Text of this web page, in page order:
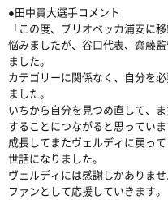
●田中貴大選手コメント
「この度、ブリオベッカ浦安に
悩みましたが、谷口代表、齋藤
ました。
カテゴリーに関係なく、自分を
ました。
いちから自分を見つめ直して、
することにつながると思っていま
成長してまたヴェルディに戻っ
世話になりました。
ヴェルディには感謝しかありま
ファンとして応援していきます。